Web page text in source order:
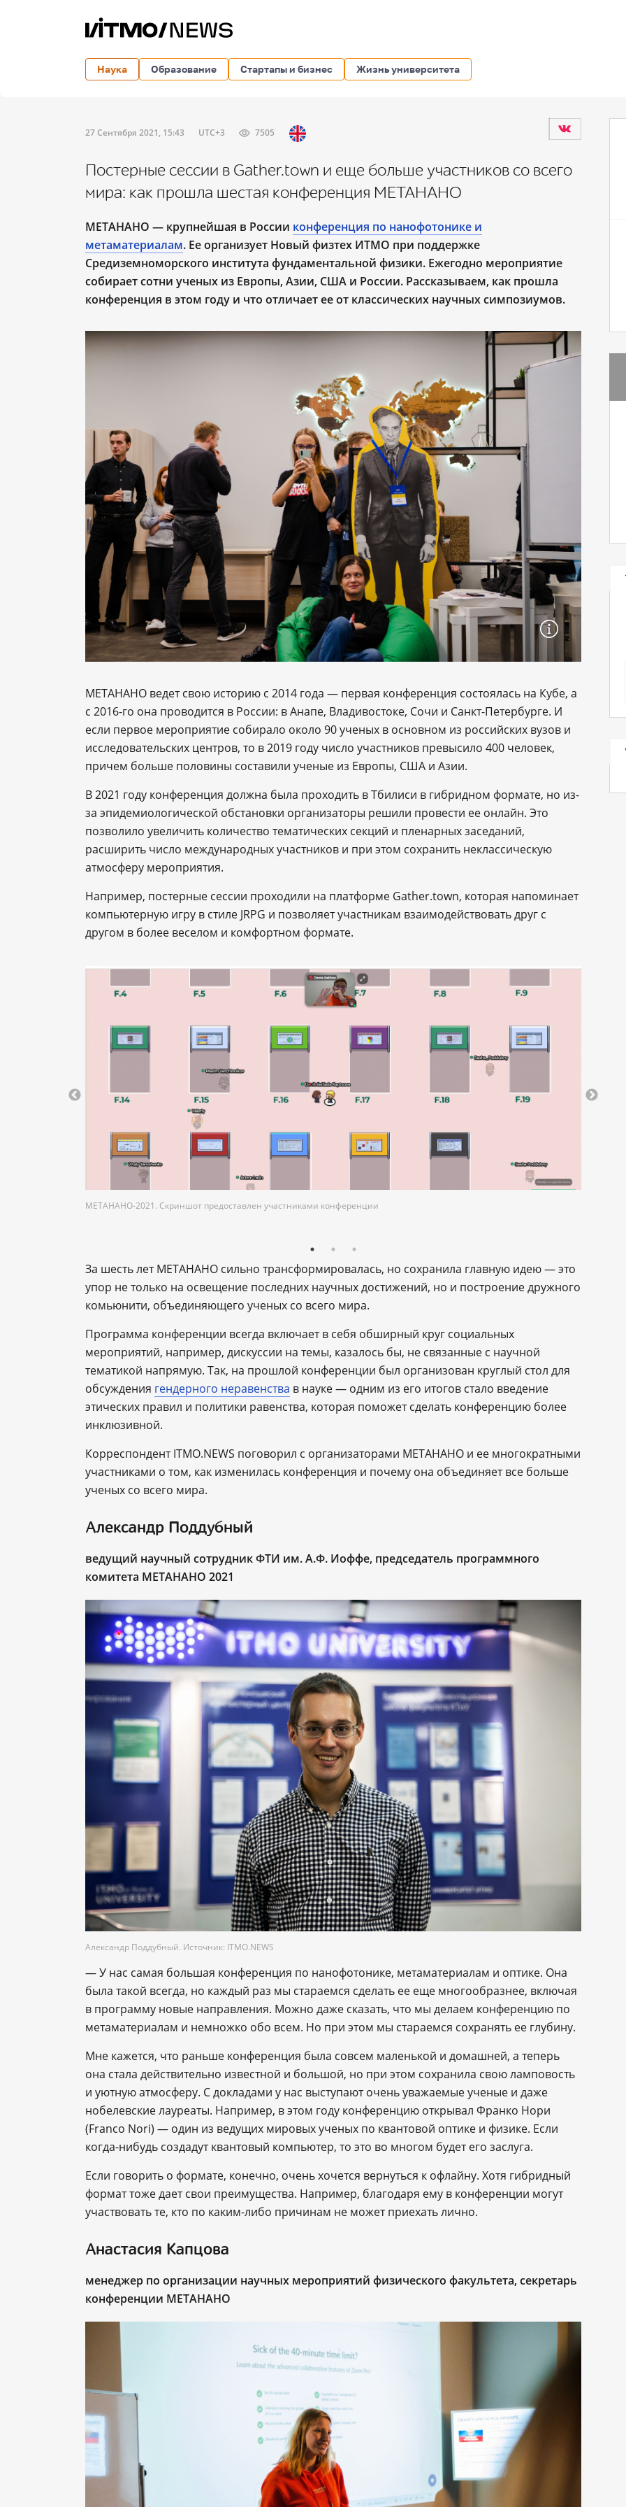
Наука Образование Стартапы и бизнес Жизнь университета
27 Сентября 2021, 15:43 UTC+3 7505
Постерные сессии в Gather.town и еще больше участников со всего
мира: как прошла шестая конференция МЕТАНАНО
МЕТАНАНО ― крупнейшая в России конференция по нанофотонике и
метаматериалам. Ее организует Новый физтех ИТМО при поддержке
Средиземноморского института фундаментальной физики. Ежегодно мероприятие
собирает сотни ученых из Европы, Азии, США и России. Рассказываем, как прошла
конференция в этом году и что отличает ее от классических научных симпозиумов.
МЕТАНАНО ведет свою историю с 2014 года ― первая конференция состоялась на Кубе, а
с 2016-го она проводится в России: в Анапе, Владивостоке, Сочи и Санкт-Петербурге. И
если первое мероприятие собирало около 90 ученых в основном из российских вузов и
исследовательских центров, то в 2019 году число участников превысило 400 человек,
причем больше половины составили ученые из Европы, США и Азии.
В 2021 году конференция должна была проходить в Тбилиси в гибридном формате, но из-
за эпидемиологической обстановки организаторы решили провести ее онлайн. Это
позволило увеличить количество тематических секций и пленарных заседаний,
расширить число международных участников и при этом сохранить неклассическую
атмосферу мероприятия.
Например, постерные сессии проходили на платформе Gather.town, которая напоминает
компьютерную игру в стиле JRPG и позволяет участникам взаимодействовать друг с
другом в более веселом и комфортном формате.
МЕТАНАНО-2021. Скриншот предоставлен участниками конференции
За шесть лет МЕТАНАНО сильно трансформировалась, но сохранила главную идею ― это
упор не только на освещение последних научных достижений, но и построение дружного
комьюнити, объединяющего ученых со всего мира.
Программа конференции всегда включает в себя обширный круг социальных
мероприятий, например, дискуссии на темы, казалось бы, не связанные с научной
тематикой напрямую. Так, на прошлой конференции был организован круглый стол для
обсуждения гендерного неравенства в науке ― одним из его итогов стало введение
этических правил и политики равенства, которая поможет сделать конференцию более
инклюзивной.
Корреспондент ITMO.NEWS поговорил с организаторами МЕТАНАНО и ее многократными
участниками о том, как изменилась конференция и почему она объединяет все больше
ученых со всего мира.
Александр Поддубный
ведущий научный сотрудник ФТИ им. А.Ф. Иоффе, председатель программного
комитета МЕТАНАНО 2021
Александр Поддубный. Источник: ITMO.NEWS
― У нас самая большая конференция по нанофотонике, метаматериалам и оптике. Она
была такой всегда, но каждый раз мы стараемся сделать ее еще многообразнее, включая
в программу новые направления. Можно даже сказать, что мы делаем конференцию по
метаматериалам и немножко обо всем. Но при этом мы стараемся сохранять ее глубину.
Мне кажется, что раньше конференция была совсем маленькой и домашней, а теперь
она стала действительно известной и большой, но при этом сохранила свою ламповость
и уютную атмосферу. С докладами у нас выступают очень уважаемые ученые и даже
нобелевские лауреаты. Например, в этом году конференцию открывал Франко Нори
(Franco Nori) ― один из ведущих мировых ученых по квантовой оптике и физике. Если
когда-нибудь создадут квантовый компьютер, то это во многом будет его заслуга.
Если говорить о формате, конечно, очень хочется вернуться к офлайну. Хотя гибридный
формат тоже дает свои преимущества. Например, благодаря ему в конференции могут
участвовать те, кто по каким-либо причинам не может приехать лично.
Анастасия Капцова
менеджер по организации научных мероприятий физического факультета, секретарь
конференции МЕТАНАНО